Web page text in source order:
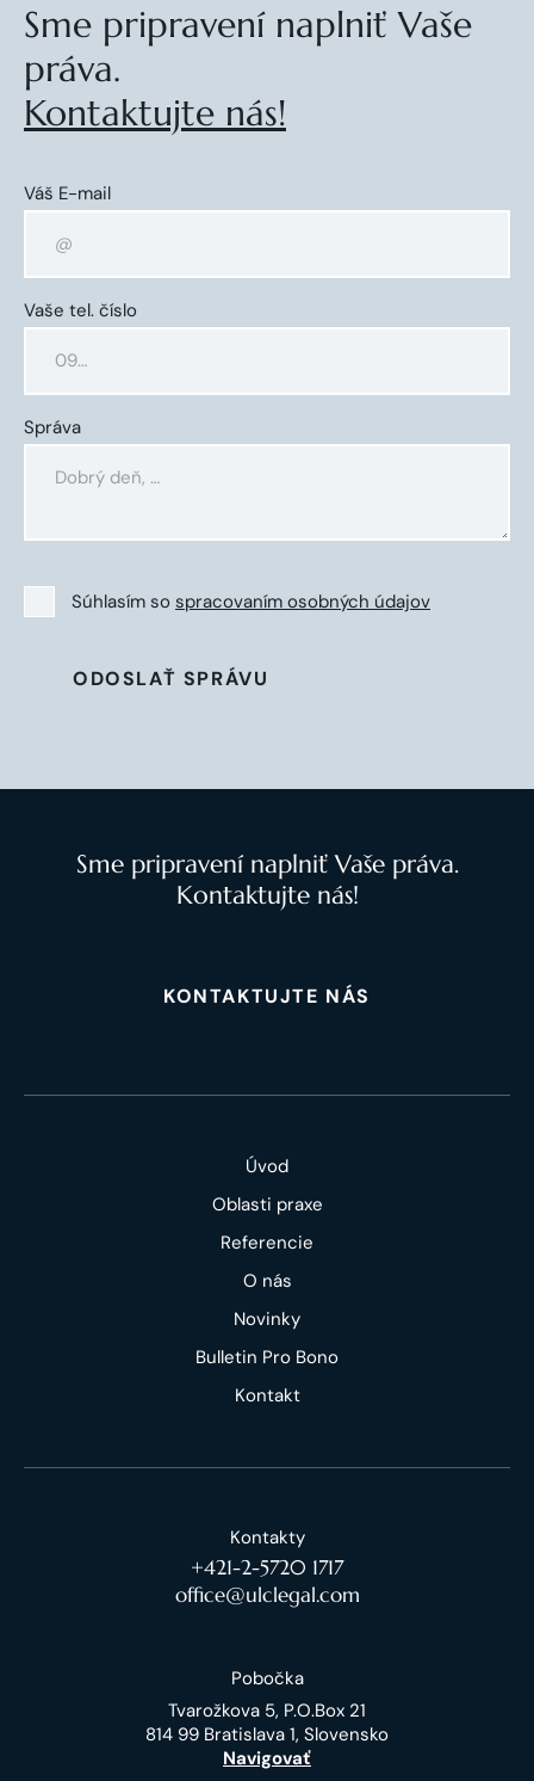
Sme pripravení naplniť Vaše
práva.
Kontaktujte nás!
Váš E-mail
Vaše tel. číslo
Správa
Súhlasím so spracovaním osobných údajov
ODOSLAŤ SPRÁVU
Sme pripravení naplniť Vaše práva.
Kontaktujte nás!
KONTAKTUJTE NÁS
Úvod
Oblasti praxe
Referencie
O nás
Novinky
Bulletin Pro Bono
Kontakt
Kontakty
+421-2-5720 1717
office@ulclegal.com
Pobočka
Tvarožkova 5, P.O.Box 21
814 99 Bratislava 1, Slovensko
Navigovať